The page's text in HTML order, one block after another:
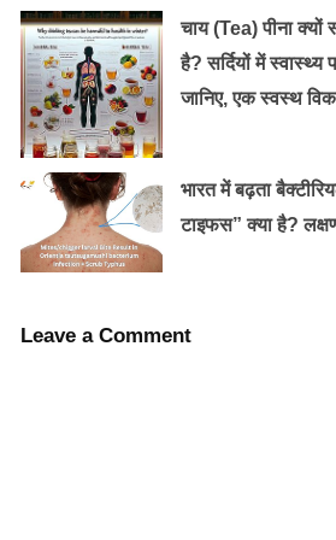
उल्टी भी हो जाती हैं। कभी पतले दस्त
है और मल में बदबू आती है। नब्ज धीमी
में 30-40 बार तक धीमी हो जाती है। रोगी
कमजोरी आ जाती है। रोग पुराना हो जाने
से खुजली हो जाती है।
चाय (Tea) पीना क्यों
है? सर्दियों में
जानिए, एक स्वस्थ
भारत में बढ़ता
टाइफस” क्या है?
Leave a Comment